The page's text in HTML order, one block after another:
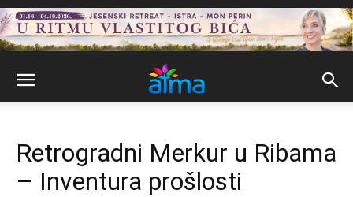
Retrogradni Merkur u Ribama
– Inventura prošlosti